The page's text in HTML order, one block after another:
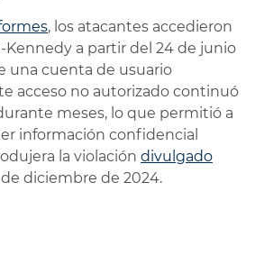
, los atacantes accedieron
Kennedy a partir del 24 de junio
una cuenta de usuario
acceso no autorizado continuó
meses, lo que permitió a
información confidencial
la violación divulgado
diciembre de 2024.